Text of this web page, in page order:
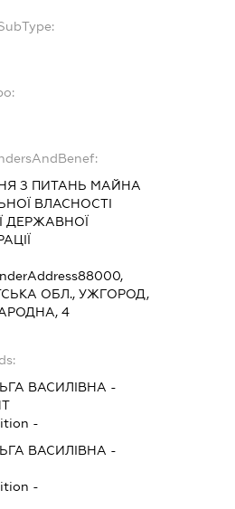
З ПИТАНЬ МАЙНА
ВЛАСНОСТІ
ДЕРЖАВНОЇ
88000,
ОБЛ., УЖГОРОД,
4
ВАСИЛІВНА -
-
ВАСИЛІВНА -
-